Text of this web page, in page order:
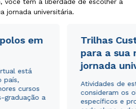
jornada universitária.
em
está
país,
cursos
graduação a
Trilhas
para a sua
jornada
Atividades de
consideram os
específicos e
aPolítica de Privacidade.e
dados sejam utilizados para o